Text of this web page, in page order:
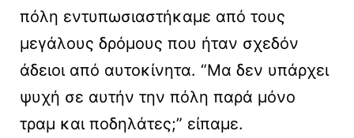
πόλη εντυπωσιαστήκαμε από τους
μεγάλους δρόμους που ήταν σχεδόν
άδειοι από αυτοκίνητα. “Μα δεν υπάρχει
ψυχή σε αυτήν την πόλη παρά μόνο
τραμ και ποδηλάτες;” είπαμε.